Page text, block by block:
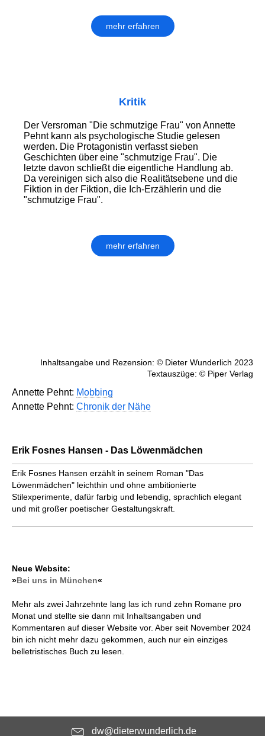
mehr erfahren
Kritik
Der Versroman "Die schmutzige Frau" von Annette
Pehnt kann als psychologische Studie gelesen
werden. Die Protagonistin verfasst sieben
Geschichten über eine "schmutzige Frau". Die
letzte davon schließt die eigentliche Handlung ab.
Da vereinigen sich also die Realitätsebene und die
Fiktion in der Fiktion, die Ich-Erzählerin und die
"schmutzige Frau".
mehr erfahren
Inhaltsangabe und Rezension: © Dieter Wunderlich 2023
Textauszüge: © Piper Verlag
Annette Pehnt: Mobbing
Annette Pehnt: Chronik der Nähe
Erik Fosnes Hansen - Das Löwenmädchen
Erik Fosnes Hansen erzählt in seinem Roman "Das
Löwenmädchen" leichthin und ohne ambitionierte
Stilexperimente, dafür farbig und lebendig, sprachlich elegant
und mit großer poetischer Gestaltungskraft.
Neue Website:
»Bei uns in München«
Mehr als zwei Jahrzehnte lang las ich rund zehn Romane pro
Monat und stellte sie dann mit Inhaltsangaben und
Kommentaren auf dieser Website vor. Aber seit November 2024
bin ich nicht mehr dazu gekommen, auch nur ein einziges
belletristisches Buch zu lesen.
dw@dieterwunderlich.de